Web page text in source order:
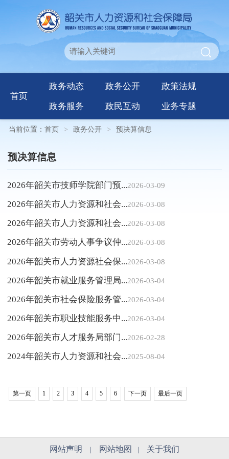
首页
政务动态 政务公开 政策法规
政务服务 政民互动 业务专题
当前位置： 首页 > 政务公开 > 预决算信息
预决算信息
2026年韶关市技师学院部门预...2026-03-09
2026年韶关市人力资源和社会...2026-03-08
2026年韶关市人力资源和社会...2026-03-08
2026年韶关市劳动人事争议仲...2026-03-08
2026年韶关市人力资源社会保...2026-03-08
2026年韶关市就业服务管理局...2026-03-04
2026年韶关市社会保险服务管...2026-03-04
2026年韶关市职业技能服务中...2026-03-04
2026年韶关市人才服务局部门...2026-02-28
2024年韶关市人力资源和社会...2025-08-04
第一页 1 2 3 4 5 6 下一页 最后一页
网站声明 网站地图 关于我们